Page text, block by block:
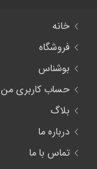
خانه
فروشگاه
بوشناس
حساب کاربری من
بلاگ
درباره ما
تماس با ما